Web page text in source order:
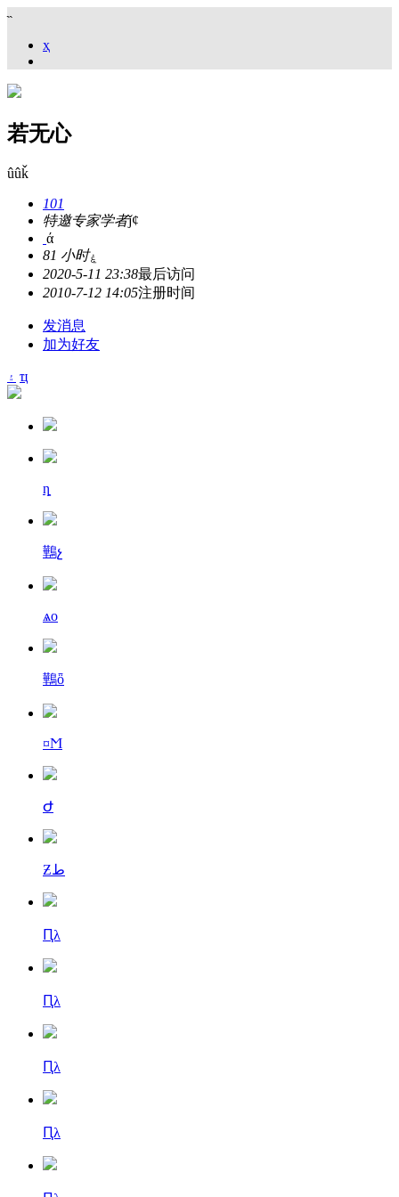
˵
ҳ
若无心
ûûǩ
101
特邀专家学者ǰȼ
ά
81 小时ۼ
2020-5-11 23:38最后访问
2010-7-12 14:05注册时间
发消息
加为好友
۽ ҵ
ȵ
鷨չ
ѧо
鷨ȫ
¤Ϻ
Ժ
Ƶط
Ԥλ
Ԥλ
Ԥλ
Ԥλ